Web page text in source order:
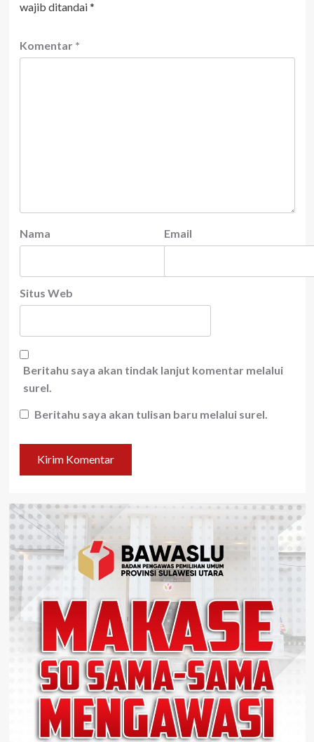
wajib ditandai*
Komentar *
Nama Email
Situs Web
Beritahu saya akan tindak lanjut komentar melalui
surel.
Beritahu saya akan tulisan baru melalui surel.